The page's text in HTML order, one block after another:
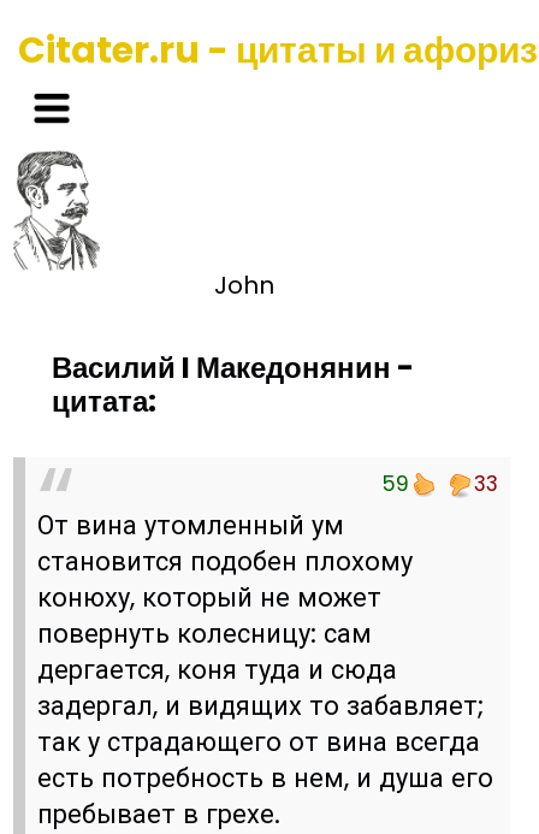
Citater.ru - цитаты и
John
Василий I Македонянин -
цитата:
59 33
От вина утомленный ум
становится подобен плохому
конюху, который не может
повернуть колесницу: сам
дергается, коня туда и сюда
задергал, и видящих то забавляет;
так у страдающего от вина всегда
есть потребность в нем, и душа его
пребывает в грехе.